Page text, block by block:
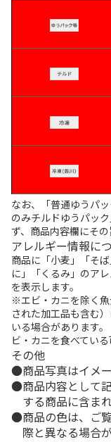
なお、「普通ゆうパ
のみチルドゆうパッ
ず、商品内容欄にその
アレルギー情報に
商品に「小麦」「そ
に」「くるみ」のア
を表示します。
※エビ・カニを除く
された加工品も含む
いる場合があります
ビ・カニを食べている
その他
商品写真はイメー
商品内容として
する商品に含ま
商品の色は、ご
際と異なる場合